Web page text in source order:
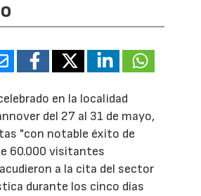
en la localidad
del 27 al 31 de mayo,
"con notable éxito de
60.000 visitantes
a la cita del sector
durante los cinco días